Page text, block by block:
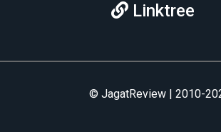
Linktree
© JagatReview | 2010-